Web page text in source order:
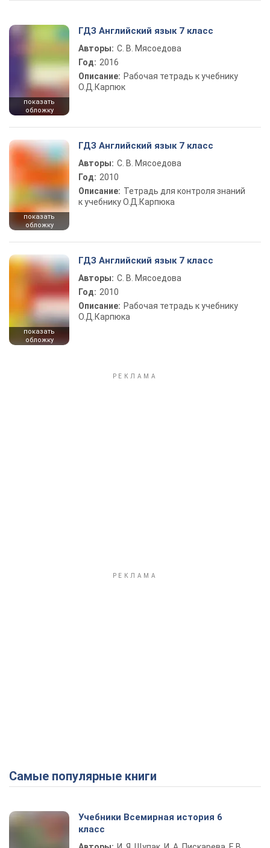
показать
обложку
ГДЗ Английский язык 7 класс
Авторы: С. В. Мясоедова
Год: 2016
Описание: Рабочая тетрадь к учебнику
О.Д.Карпюк
показать
обложку
ГДЗ Английский язык 7 класс
Авторы: С. В. Мясоедова
Год: 2010
Описание: Тетрадь для контроля знаний
к учебнику О.Д.Карпюка
показать
обложку
ГДЗ Английский язык 7 класс
Авторы: С. В. Мясоедова
Год: 2010
Описание: Рабочая тетрадь к учебнику
О.Д.Карпюка
Самые популярные книги
Учебники Всемирная история 6
класс